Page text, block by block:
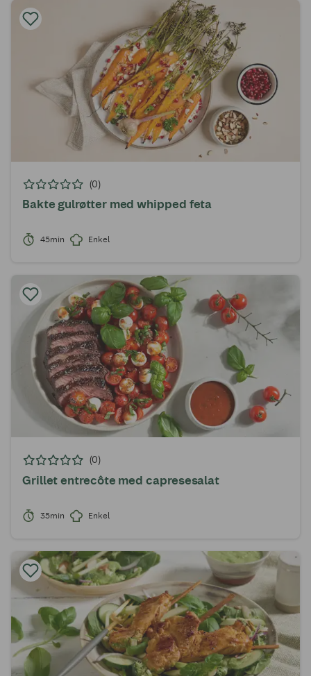
(0)
Bakte gulrøtter med whipped feta
45min Enkel
(0)
Grillet entrecôte med capresesalat
35min Enkel